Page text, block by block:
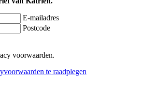
E-mailadres
Postcode
voorwaarden.
te raadplegen